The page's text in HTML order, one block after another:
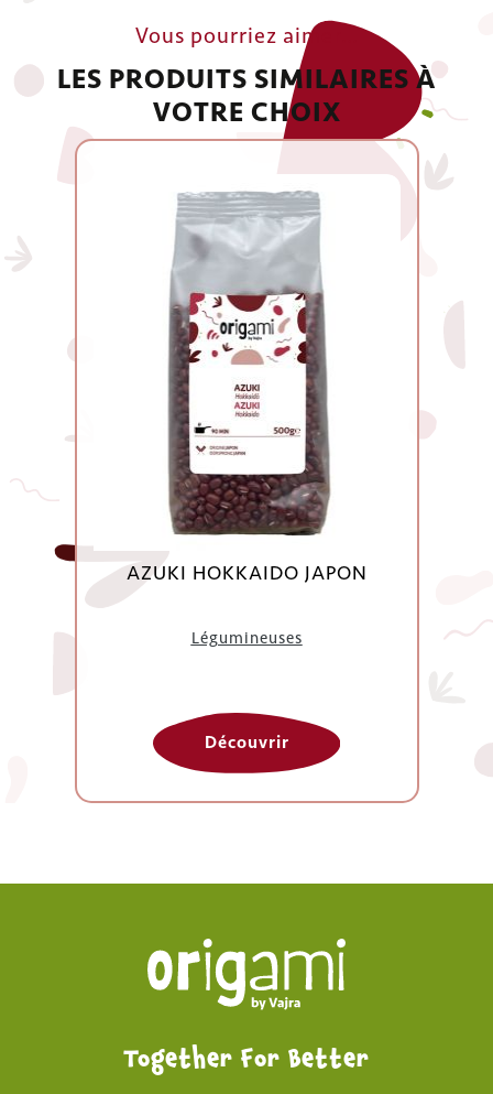
Vous pourriez aimer…
LES PRODUITS SIMILAIRES À
VOTRE CHOIX
AZUKI HOKKAIDO JAPON
Légumineuses
Découvrir
Together For Better